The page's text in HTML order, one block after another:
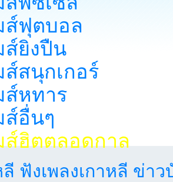
ส์ฟุตบอล
ส์ยิงปืน
ส์สนุกเกอร์
ส์หทาร
ส์อื่นๆ
ส์ฮิตตลอดกาล
ฟังเพลงเกาหลี ข่าว